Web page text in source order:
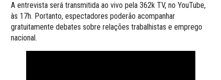
A entrevista será transmitida ao vivo pela 362k TV, no YouTube,
às 17h. Portanto, espectadores poderão acompanhar
gratuitamente debates sobre relações trabalhistas e emprego
nacional.